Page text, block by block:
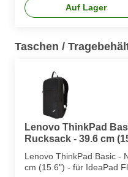
Auf Lager
Taschen /
Lenovo ThinkPad
Rucksack - 39.6 cm
Lenovo ThinkPad Basic -
cm (15.6") - für IdeaPad